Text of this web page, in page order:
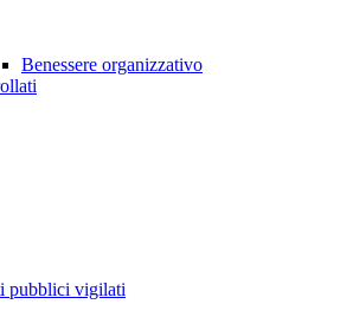
Benessere organizzativo
pubblici vigilati